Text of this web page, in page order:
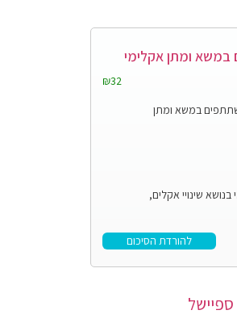
במשא ומתן אקלימי
₪32
במשא ומתן
שינויי אקלים,
להורדת הסיכום
ספיישל